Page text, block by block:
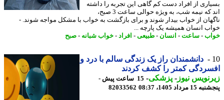
از افراد دست کم گاهی این تجربه را داشته
اند که نیمه شب، به ویژه حوالی ساعت 3 صبح،
از خواب بیدار شوند و برای بازگشت به خواب با مشکل مواجه شوند. -
انسان همیشه یک پارچه ...
- ساعت-انسان-طبیعی-افراد - خواب شبانه-صبح
دانشمندان راز یک زندگی سالم با درد و
کمتر را کشف کردند
نیوز-پزشکی-
15 ساعت پیش -
1405، 08:37
82033562